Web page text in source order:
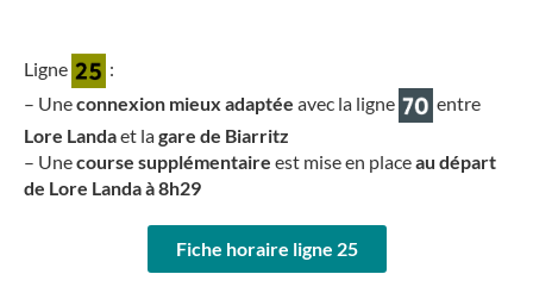
Ligne
:
– Uneconnexion mieux adaptée avec la ligne
entre
Lore Landaet lagare de Biarritz
– Unecourse supplémentaire est mise en placeau départ
de Lore Landa à 8h29
Fiche horaire ligne 25